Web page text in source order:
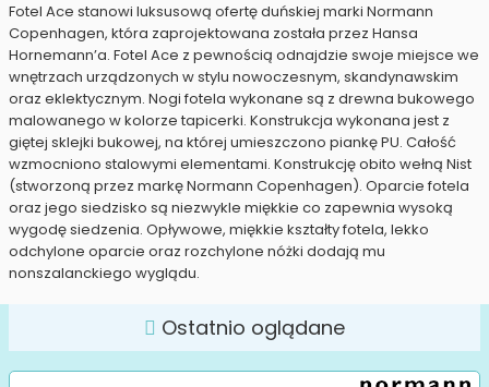
Fotel Ace stanowi luksusową ofertę duńskiej marki Normann
Copenhagen, która zaprojektowana została przez Hansa
Hornemann’a. Fotel Ace z pewnością odnajdzie swoje miejsce we
wnętrzach urządzonych w stylu nowoczesnym, skandynawskim
oraz eklektycznym. Nogi fotela wykonane są z drewna bukowego
malowanego w kolorze tapicerki. Konstrukcja wykonana jest z
giętej sklejki bukowej, na której umieszczono piankę PU. Całość
wzmocniono stalowymi elementami. Konstrukcję obito wełną Nist
(stworzoną przez markę Normann Copenhagen). Oparcie fotela
oraz jego siedzisko są niezwykle miękkie co zapewnia wysoką
wygodę siedzenia. Opływowe, miękkie kształty fotela, lekko
odchylone oparcie oraz rozchylone nóżki dodają mu
nonszalanckiego wyglądu.
Ostatnio oglądane